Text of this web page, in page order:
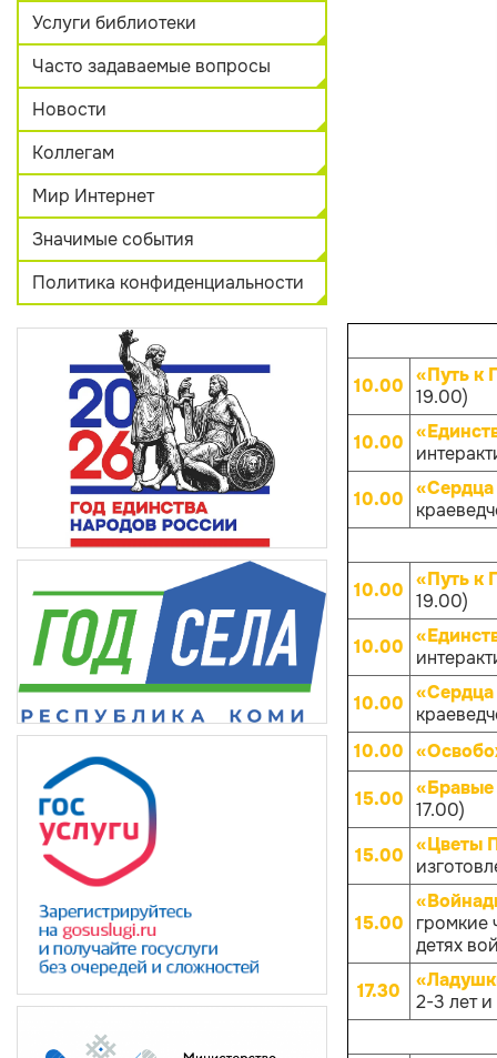
Услуги библиотеки
Часто задаваемые вопросы
Новости
Коллегам
Мир Интернет
Значимые события
Политика конфиденциальности
10.00 «Путь к
19.00)
10.00
10.00 «Сердца
10.00 «Путь к
19.00)
10.00
10.00 «Сердца
10.00
15.00 17.00)
15.00 «Цветы
15.00
громкие
детях
17.30
2-3 лет